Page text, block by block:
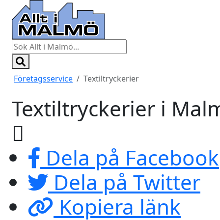
Företagsservice Textiltryckerier
Textiltryckerier i
Dela på Facebook
Dela på Twitter
Kopiera länk